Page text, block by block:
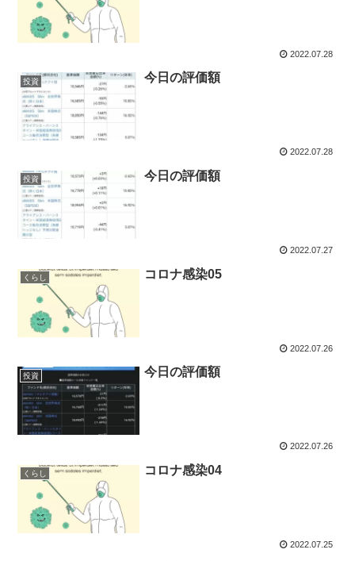
2022.07.28
投資 今日の評価額
2022.07.28
投資 今日の評価額
2022.07.27
くらし コロナ感染05
2022.07.26
投資 今日の評価額
2022.07.26
くらし コロナ感染04
2022.07.25